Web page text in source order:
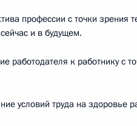
2011 года, понедельник
по вопросам
профессии с точки зрения
и в будущем.
работодателя к работнику с
условий труда на здоровье